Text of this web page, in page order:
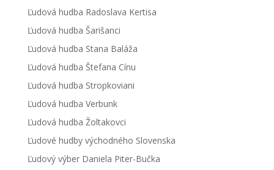
Ľudová hudba Radoslava Kertisa
Ľudová hudba Šarišanci
Ľudová hudba Stana Baláža
Ľudová hudba Štefana Cínu
Ľudová hudba Stropkoviani
Ľudová hudba Verbunk
Ľudová hudba Žoltakovci
Ľudové hudby východného Slovenska
Ľudový výber Daniela Piter-Bučka